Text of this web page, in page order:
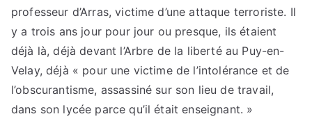
professeur d’Arras, victime d’une attaque terroriste. Il
y a trois ans jour pour jour ou presque, ils étaient
déjà là, déjà devant l’Arbre de la liberté au Puy-en-
Velay, déjà « pour une victime de l’intolérance et de
l’obscurantisme, assassiné sur son lieu de travail,
dans son lycée parce qu’il était enseignant. »